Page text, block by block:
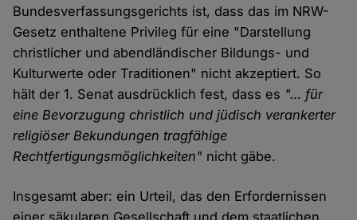
Bundesverfassungsgerichts ist, dass das im NRW-
Gesetz enthaltene Privileg für eine "Darstellung
christlicher und abendländischer Bildungs- und
Kulturwerte oder Traditionen" nicht akzeptiert. So
hält der 1. Senat ausdrücklich fest, dass es "… für
eine Bevorzugung christlich und jüdisch verankerter
religiöser Bekundungen tragfähige
Rechtfertigungsmöglichkeiten" nicht gäbe.
Insgesamt aber: ein Urteil, das den Erfordernissen